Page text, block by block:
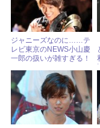
ジャニーズなのに……テ
レビ東京のNEWS小山慶
一郎の扱いが雑すぎる！